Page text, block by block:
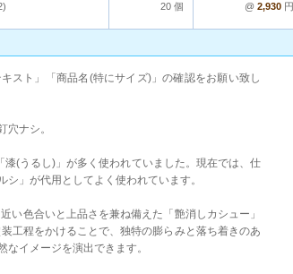
20 個 @ 2,930 円
スト」「商品名(特にサイズ)」の確認をお願い致し
穴ナシ。
(うるし)」が多く使われていました。現在では、仕
」が代用としてよく使われています。
い色合いと上品さを兼ね備えた「艶消しカシュー」
工程をかけることで、独特の膨らみと落ち着きのあ
イメージを演出できます。